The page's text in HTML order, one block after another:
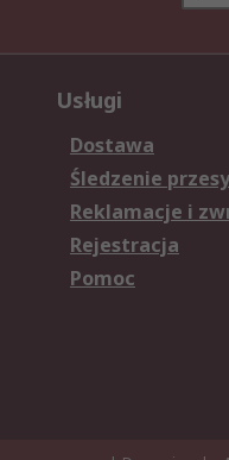
Usługi
Dostawa
Śledzenie
Reklamacje i
Rejestracja
Pomoc